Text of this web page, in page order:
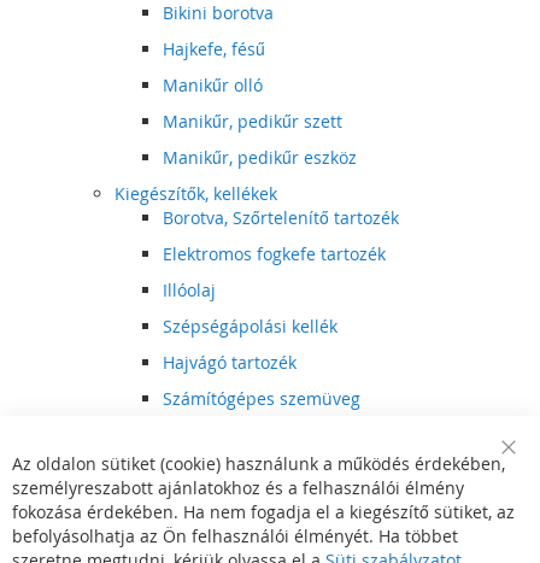
Bikini borotva
Hajkefe, fésű
Manikűr olló
Manikűr, pedikűr szett
Manikűr, pedikűr eszköz
Kiegészítők, kellékek
Borotva, Szőrtelenítő tartozék
Elektromos fogkefe tartozék
Illóolaj
Szépségápolási kellék
Hajvágó tartozék
Számítógépes szemüveg
Hajvágó kiegészítő
Szórakoztató elektronika
Multimédia
DVD, BluRay lejátszó
Bar
Az oldalon sütiket (cookie) használunk a működés érdekében,
személyreszabott ajánlatokhoz és a felhasználói élmény
fokozása érdekében. Ha nem fogadja el a kiegészítő sütiket, az
befolyásolhatja az Ön felhasználói élményét. Ha többet